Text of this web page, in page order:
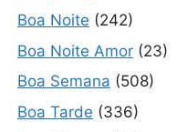
Boa Noite (242)
Boa Noite Amor (23)
Boa Semana (508)
Boa Tarde (336)